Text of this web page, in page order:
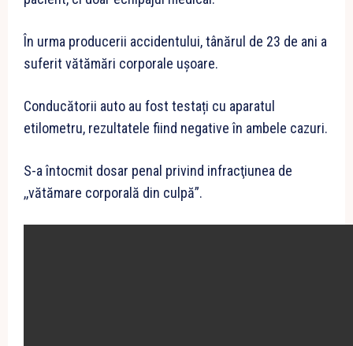
În urma producerii accidentului, tânărul de 23 de ani a
suferit vătămări corporale ușoare.
Conducătorii auto au fost testați cu aparatul
etilometru, rezultatele fiind negative în ambele cazuri.
S-a întocmit dosar penal privind infracţiunea de
,,vătămare corporală din culpă”.